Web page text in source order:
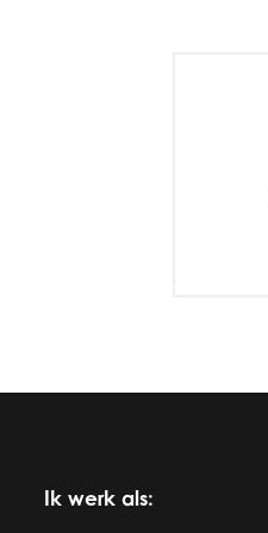
Ik werk als: